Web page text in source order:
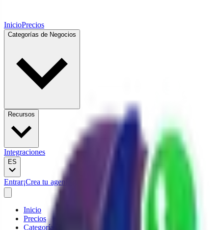
InicioPrecios
Categorías de Negocios
Recursos
Integraciones
ES
Entrar¡Crea tu agente gratis!
Inicio
Precios
Categorías de Negocios